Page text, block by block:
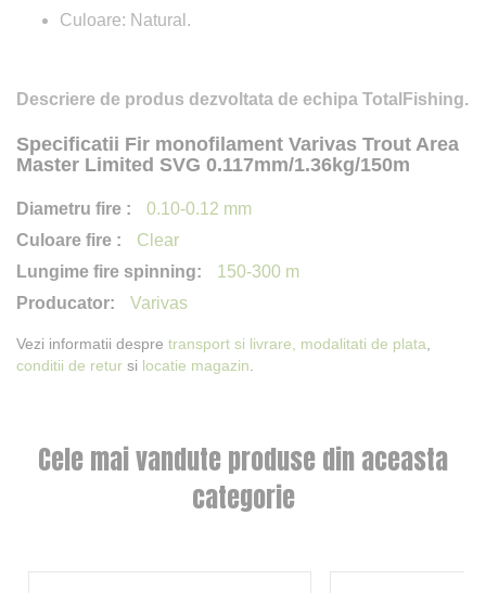
Culoare: Natural.
Descriere de produs dezvoltata de echipa TotalFishing.
Specificatii Fir monofilament Varivas Trout Area
Master Limited SVG 0.117mm/1.36kg/150m
0.10-0.12 mm
Clear
150-300 m
Varivas
Vezi informatii despre transport si livrare, modalitati de plata
conditii de retur si locatie magazin
Cele mai vandute produse din aceasta
categorie